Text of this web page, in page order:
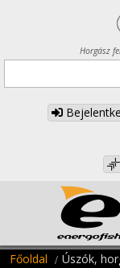
Horgász
Főoldal Úszók,